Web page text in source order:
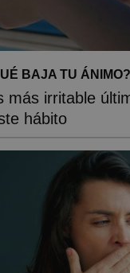
BAJA TU ÁNIMO?
más irritable
hábito